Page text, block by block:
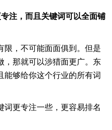
注，而且关键词可以全面铺
限，不可能面面俱到。但是
，那就可以涉猎面更广。东
能够给你这个行业的所有词
词更专注一些，更容易排名